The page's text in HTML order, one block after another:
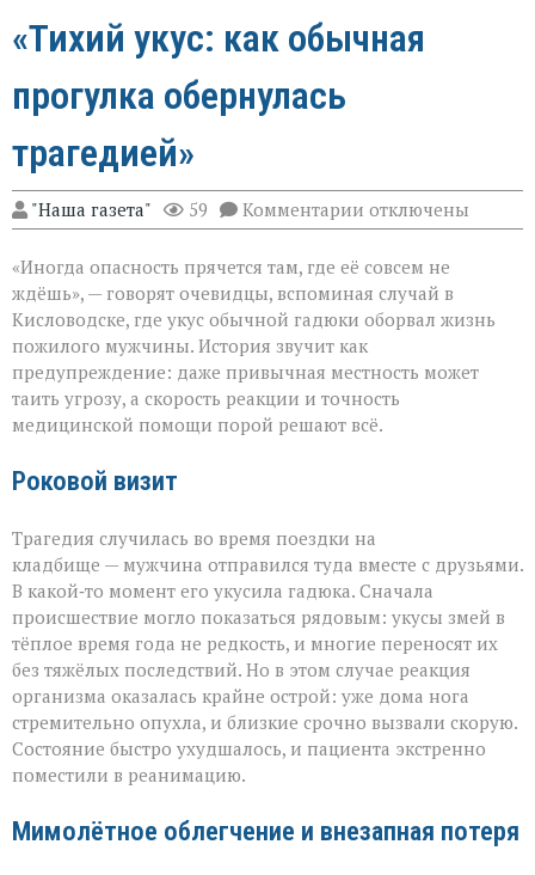
«Тихий укус: как обычная
прогулка обернулась
трагедией»
"Наша газета" 59 Комментарии к
записи
укус:
как
обычная
прогулка
обернулась
трагедией»
отключены
«Иногда опасность прячется там, где её совсем не
ждёшь», — говорят очевидцы, вспоминая случай в
Кисловодске, где укус обычной гадюки оборвал жизнь
пожилого мужчины. История звучит как
предупреждение: даже привычная местность может
таить угрозу, а скорость реакции и точность
медицинской помощи порой решают всё.
Роковой визит
Трагедия случилась во время поездки на
кладбище — мужчина отправился туда вместе с друзьями.
В какой‑то момент его укусила гадюка. Сначала
происшествие могло показаться рядовым: укусы змей в
тёплое время года не редкость, и многие переносят их
без тяжёлых последствий. Но в этом случае реакция
организма оказалась крайне острой: уже дома нога
стремительно опухла, и близкие срочно вызвали скорую.
Состояние быстро ухудшалось, и пациента экстренно
поместили в реанимацию.
Мимолётное облегчение и внезапная потеря